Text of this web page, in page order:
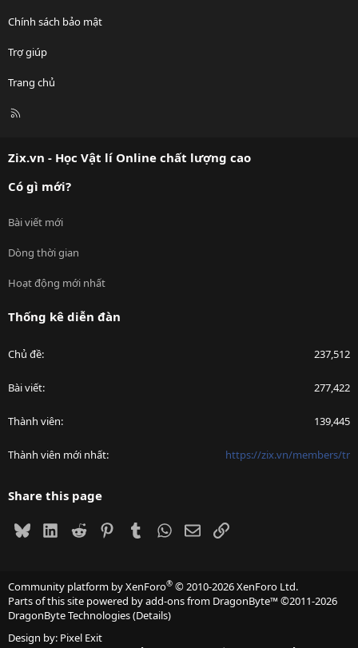
Chính sách bảo mật
Trợ giúp
Trang chủ
R
Zix.vn - Học Vật lí Online chất lượng cao
Có gì mới?
Bài viết mới
Dòng thời gian
Hoạt động mới nhất
Thống kê diễn đàn
Chủ đề 237,512
Bài viết 277,422
Thành viên 139,445
Thành viên mới nhất https://zix.vn/members/tr
Share this page
BlueskyLinkedIn
Reddit PinterestTumblrWhatsApp
EmailLink
Community platform by XenForo® © 2010-2026 XenForo Ltd.
Parts of this site powered byadd-ons from DragonByte™©2011-2026
DragonByte Technologies(Details)
Design by: Pixel Exit